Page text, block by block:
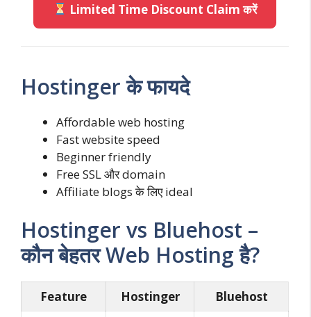
Limited Time Discount Claim करें
Hostinger के फायदे
Affordable web hosting
Fast website speed
Beginner friendly
Free SSL और domain
Affiliate blogs के लिए ideal
Hostinger vs Bluehost –
कौन बेहतर Web Hosting है?
Feature Hostinger Bluehost